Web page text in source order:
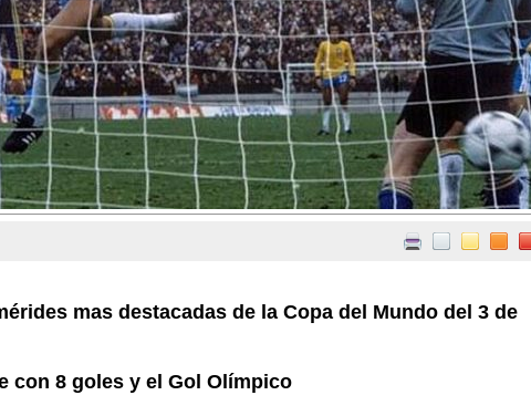
mas destacadas de la Copa del Mundo del 3 de
con 8 goles y el Gol Olímpico